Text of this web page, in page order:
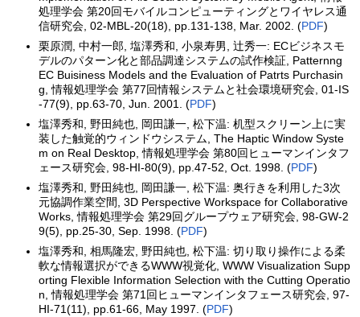
処理学会 第20回モバイルコンピューティングとワイヤレス通
信研究会, 02-MBL-20(18), pp.131-138, Mar. 2002. (PDF)
栗原潤, 中村一郎, 塩澤秀和, 小泉寿男, 辻秀一: ECビジネスモ
デルのパターン化と部品調達システムの試作検証, Patternng
EC Buisiness Models and the Evaluation of Patrts Purchasin
g, 情報処理学会 第77回情報システムと社会環境研究会, 01-IS
-77(9), pp.63-70, Jun. 2001. (PDF)
塩澤秀和, 野田純也, 岡田謙一, 松下温: 机型スクリーン上に実
装した触覚的ウィンドウシステム, The Haptic Window Syste
m on Real Desktop, 情報処理学会 第80回ヒューマンインタフ
ェース研究会, 98-HI-80(9), pp.47-52, Oct. 1998. (PDF)
塩澤秀和, 野田純也, 岡田謙一, 松下温: 奥行きを利用した3次
元協調作業空間, 3D Perspective Workspace for Collaborative
Works, 情報処理学会 第29回グループウェア研究会, 98-GW-2
9(5), pp.25-30, Sep. 1998. (PDF)
塩澤秀和, 相馬隆宏, 野田純也, 松下温: 切り取り操作による柔
軟な情報選択ができるWWW視覚化, WWW Visualization Supp
orting Flexible Information Selection with the Cutting Operatio
n, 情報処理学会 第71回ヒューマンインタフェース研究会, 97-
HI-71(11), pp.61-66, May 1997. (PDF)